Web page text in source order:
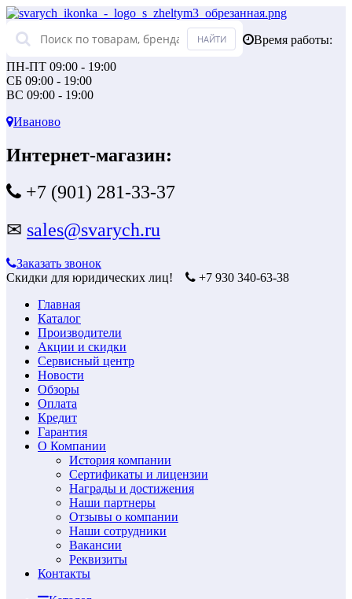
Время работы:
ПН-ПТ 09:00 - 19:00
СБ 09:00 - 19:00
ВС 09:00 - 19:00
Иваново
Интернет-магазин:
+7 (901) 281-33-37
✉ sales@svarych.ru
Заказать звонок
Скидки для юридических лиц!
+7 930 340-63-38
Главная
Каталог
Производители
Акции и скидки
Сервисный центр
Новости
Обзоры
Оплата
Кредит
Гарантия
О Компании
История компании
Сертификаты и лицензии
Награды и достижения
Наши партнеры
Отзывы о компании
Наши сотрудники
Вакансии
Реквизиты
Контакты